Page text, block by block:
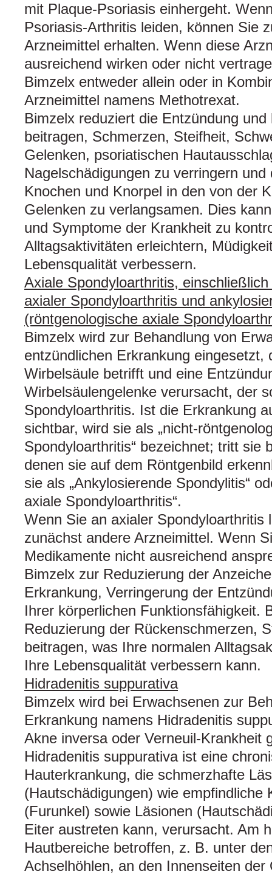
mit Plaque‑Psoriasis einhergeht.
Psoriasis-Arthritis leiden, können Sie
Arzneimittel erhalten. Wenn diese
ausreichend wirken oder nicht
Bimzelx entweder allein oder in
Arzneimittel namens Methotrexat.
Bimzelx reduziert die Entzündung
beitragen, Schmerzen, Steifheit,
Gelenken, psoriatischen
Nagelschädigungen zu verringern
Knochen und Knorpel in den von der
Gelenken zu verlangsamen. Dies
und Symptome der Krankheit zu
Alltagsaktivitäten erleichtern,
Lebensqualität verbessern.
Axiale Spondyloarthritis,
axialer Spondyloarthritis und
(röntgenologische axiale
Bimzelx wird zur Behandlung von
entzündlichen Erkrankung eingesetzt,
Wirbelsäule betrifft und eine
Wirbelsäulengelenke verursacht, der
Spondyloarthritis. Ist die Erkrankung
sichtbar, wird sie als „nicht-
Spondyloarthritis“ bezeichnet; tritt sie
denen sie auf dem Röntgenbild
sie als „Ankylosierende Spondylitis“
axiale Spondyloarthritis“.
Wenn Sie an axialer Spondyloarthritis
zunächst andere Arzneimittel. Wenn
Medikamente nicht ausreichend
Bimzelx zur Reduzierung der
Erkrankung, Verringerung der
Ihrer körperlichen Funktionsfähigkeit.
Reduzierung der Rückenschmerzen,
beitragen, was Ihre normalen
Ihre Lebensqualität verbessern kann.
Hidradenitis suppurativa
Bimzelx wird bei Erwachsenen zur
Erkrankung namens Hidradenitis
Akne inversa oder Verneuil-Krankheit
Hidradenitis suppurativa ist eine
Hauterkrankung, die schmerzhafte
(Hautschädigungen) wie empfindliche
(Furunkel) sowie Läsionen
Eiter austreten kann, verursacht. Am
Hautbereiche betroffen, z. B. unter
Achselhöhlen, an den Innenseiten der